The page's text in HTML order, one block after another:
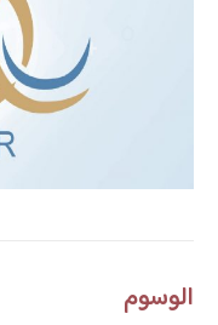
الوسوم